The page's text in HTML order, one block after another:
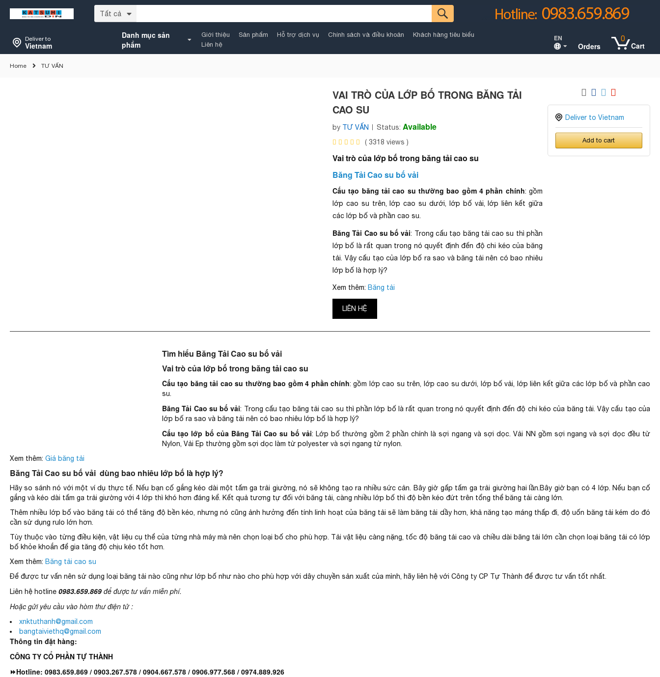
Tất cả
Deliver to
Vietnam
Danh mục sản
phẩm
Giới thiệu Sản phẩm Hỗ trợ dịch vụ Chính sách và điều khoản
Khách hàng tiêu biểu
Liên hệ
EN
Orders
0
Cart
Home TƯ VẤN
VAI TRÒ CỦA LỚP BỐ TRONG BĂNG TẢI
CAO SU
by TƯ VẤN Status: Available
( 3318 views )
Vai trò của lớp bố trong băng tải cao su
Băng Tải Cao su bố vải
Cấu tạo băng tải cao su thường bao gồm 4 phần chính: gồm
lớp cao su trên, lớp cao su dưới, lớp bố vải, lớp liên kết giữa
các lớp bố và phần cao su.
Băng Tải Cao su bố vải: Trong cấu tạo băng tải cao su thì phần
lớp bố là rất quan trong nó quyết định đến độ chi kéo của băng
tải. Vậy cấu tạo của lớp bố ra sao và băng tải nên có bao nhiêu
lớp bố là hợp lý?
Xem thêm: Băng tải
LIÊN HỆ
Deliver to Vietnam
Add to cart
Tìm hiểu Băng Tải Cao su bố vải
Vai trò của lớp bố trong băng tải cao su
Cấu tạo băng tải cao su thường bao gồm 4 phần chính: gồm lớp cao su trên, lớp cao su dưới, lớp bố vải, lớp liên kết giữa các lớp bố và phần cao
su.
Băng Tải Cao su bố vải: Trong cấu tạo băng tải cao su thì phần lớp bố là rất quan trong nó quyết định đến độ chi kéo của băng tải. Vậy cấu tạo của
lớp bố ra sao và băng tải nên có bao nhiêu lớp bố là hợp lý?
Cấu tạo lớp bố của Băng Tải Cao su bố vải: Lớp bố thường gồm 2 phần chính là sợi ngang và sợi dọc. Vải NN gồm sợi ngang và sợi dọc đều từ
Nylon, Vải Ep thường gồm sợi dọc làm từ polyester và sợi ngang từ nylon.
Xem thêm: Giá băng tải
Băng Tải Cao su bố vải dùng bao nhiêu lớp bố là hợp lý?
Hãy so sánh nó với một ví dụ thực tế. Nếu bạn cố gắng kéo dài một tấm ga trải giường, nó sẽ không tạo ra nhiều sức cản. Bây giờ gấp tấm ga trải giường hai lần.Bây giờ bạn có 4 lớp. Nếu bạn cố
gắng và kéo dài tấm ga trải giường với 4 lớp thì khó hơn đáng kể. Kết quả tương tự đối với băng tải, càng nhiều lớp bố thì độ bền kéo đứt trên tổng thể băng tải càng lớn.
Thêm nhiều lớp bố vào băng tải có thể tăng độ bền kéo, nhưng nó cũng ảnh hưởng đến tính linh hoạt của băng tải sẽ làm băng tải dầy hơn, khả năng tạo máng thấp đi, độ uốn băng tải kém do đó
cần sử dụng rulo lớn hơn.
Tùy thuộc vào từng điều kiện, vật liệu cụ thể của từng nhà máy mà nên chọn loại bố cho phù hợp. Tải vật liệu càng nặng, tốc độ băng tải cao và chiều dài băng tải lớn cần chọn loại băng tải có lớp
bố khỏe khoắn để gia tăng độ chịu kéo tốt hơn.
Xem thêm: Băng tải cao su
Để được tư vấn nên sử dụng loại băng tải nào cũng như lớp bố như nào cho phù hợp với dây chuyền sản xuất của mình, hãy liên hệ với Công ty CP Tự Thành để được tư vấn tốt nhất.
Liên hệ hotline 0983.659.869 để được tư vấn miễn phí.
Hoặc gửi yêu cầu vào hòm thư điện tử :
xnktuthanh@gmail.com
bangtaiviethq@gmail.com
Thông tin đặt hàng:
CÔNG TY CỔ PHẦN TỰ THÀNH
⏩Hotline: 0983.659.869 / 0903.267.578 / 0904.667.578 / 0906.977.568 / 0974.889.926